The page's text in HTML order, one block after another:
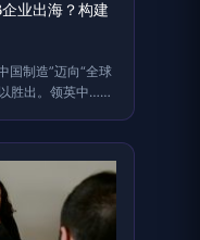
业出海？构建
国制造”迈向“全球
胜出。领英中……